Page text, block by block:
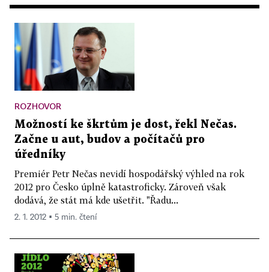
ROZHOVOR
Možností ke škrtům je dost, řekl Nečas.
Začne u aut, budov a počítačů pro
úředníky
Premiér Petr Nečas nevidí hospodářský výhled na rok
2012 pro Česko úplně katastroficky. Zároveň však
dodává, že stát má kde ušetřit. "Řadu...
2. 1. 2012 ▪ 5 min. čtení